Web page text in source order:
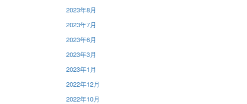
2023年8月
2023年7月
2023年6月
2023年3月
2023年1月
2022年12月
2022年10月